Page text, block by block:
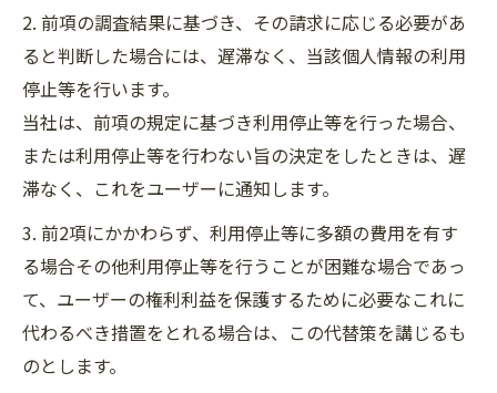
2. 前項の調査結果に基づき、その請求に応じる必要があ
ると判断した場合には、遅滞なく、当該個人情報の利用
停止等を行います。
当社は、前項の規定に基づき利用停止等を行った場合、
または利用停止等を行わない旨の決定をしたときは、遅
滞なく、これをユーザーに通知します。
3. 前2項にかかわらず、利用停止等に多額の費用を有す
る場合その他利用停止等を行うことが困難な場合であっ
て、ユーザーの権利利益を保護するために必要なこれに
代わるべき措置をとれる場合は、この代替策を講じるも
のとします。